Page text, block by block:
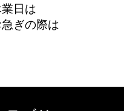
日は
ぎの際は